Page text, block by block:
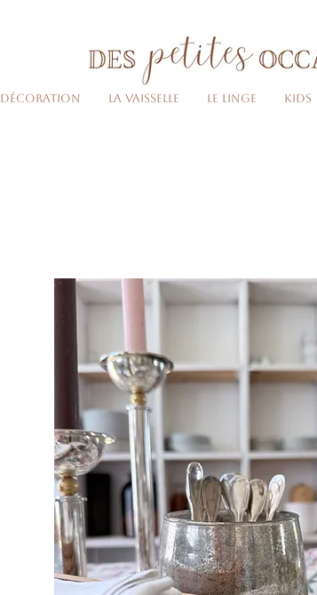
Décoration La vaisselle Le linge Kids